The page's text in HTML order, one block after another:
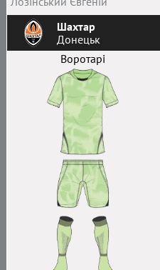
Шахтар
Донецьк
Воротарі